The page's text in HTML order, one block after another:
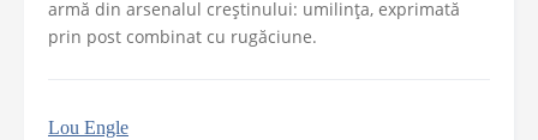
armă din arsenalul creștinului: umilința, exprimată
prin post combinat cu rugăciune.
Lou Engle